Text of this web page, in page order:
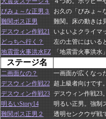
びみょ～な正男３
お久の「びみょ～
難関ボス正男
難関。床の動きは
デスウィン作戦21
いよいよクライマ
どっちへ行く？
左の土管にはいる
地震雷火事洪水EZ
「地震雷火事洪
ステージ名
二画面なの？
一画面が広くなっ
デスウィン作戦22 超上級者向けです
デスウィン作戦23 デスウィン作戦23
明るいStory14
明るい正男。強制
難関ボス正男２
透明センクウザ戦